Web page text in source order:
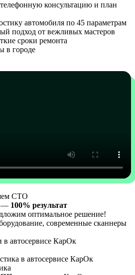
консультацию и план
автомобиля по 45 параметрам
подход от вежливых мастеров
сроки ремонта
в городе
СТО
— 100% результат
оптимальное решение!
современные сканнеры